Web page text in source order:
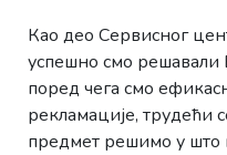
Као део Сервисног
успешно смо решавали
поред чега смо
рекламације, трудећи
предмет решимо у што